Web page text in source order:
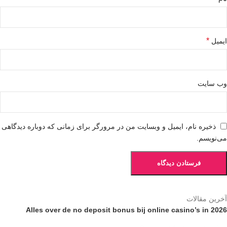
ایمیل *
وب‌ سایت
ذخیره نام، ایمیل و وبسایت من در مرورگر برای زمانی که دوباره دیدگاهی
می‌نویسم.
آخرین مقالات
Alles over de no deposit bonus bij online casino’s in 2026